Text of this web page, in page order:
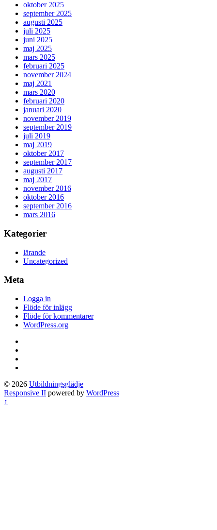
oktober 2025
september 2025
augusti 2025
juli 2025
juni 2025
maj 2025
mars 2025
februari 2025
november 2024
maj 2021
mars 2020
februari 2020
januari 2020
november 2019
september 2019
juli 2019
maj 2019
oktober 2017
september 2017
augusti 2017
maj 2017
november 2016
oktober 2016
september 2016
mars 2016
Kategorier
lärande
Uncategorized
Meta
Logga in
Flöde för inlägg
Flöde för kommentarer
WordPress.org
© 2026 Utbildningsglädje
Responsive II powered by WordPress
↑